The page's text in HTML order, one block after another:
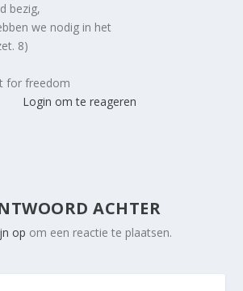
bezig,
we nodig in het
8)
for freedom
Login om te reageren
ACHTER
op om een reactie te plaatsen.